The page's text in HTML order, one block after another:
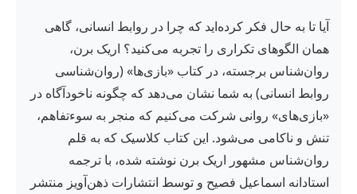
آیا تا به حال فکر کرده‌اید که چرا در روابط انسانی، گاهی
همان الگوهای تکراری را تجربه می‌کنید؟ اریک برن،
روان‌شناس برجسته، در کتاب «بازی‌ها» (روان‌شناسی
روابط انسانی) به شما نشان می‌دهد که چگونه ناخودآگاه در
«بازی‌های» روانی شرکت می‌کنیم که منجر به سوءتفاهم،
تنش و ناکامی می‌شود. این کتاب کلاسیک که به قلم
روان‌شناس مشهور اریک برن نوشته شده، با ترجمه
استادانه اسماعیل فصیح و توسط انتشارات ذهن‌آویز منتشر